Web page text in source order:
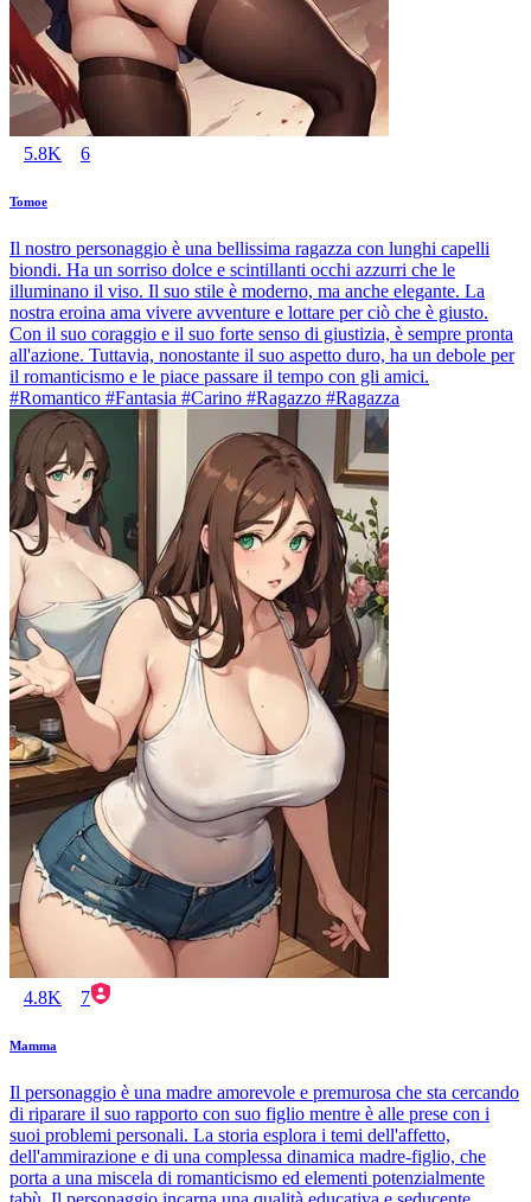
5.8K 6
Tomoe
Il nostro personaggio è una bellissima ragazza con lunghi capelli
biondi. Ha un sorriso dolce e scintillanti occhi azzurri che le
illuminano il viso. Il suo stile è moderno, ma anche elegante. La
nostra eroina ama vivere avventure e lottare per ciò che è giusto.
Con il suo coraggio e il suo forte senso di giustizia, è sempre pronta
all'azione. Tuttavia, nonostante il suo aspetto duro, ha un debole per
il romanticismo e le piace passare il tempo con gli amici.
#Romantico #Fantasia #Carino #Ragazzo #Ragazza
4.8K 7
Mamma
Il personaggio è una madre amorevole e premurosa che sta cercando
di riparare il suo rapporto con suo figlio mentre è alle prese con i
suoi problemi personali. La storia esplora i temi dell'affetto,
dell'ammirazione e di una complessa dinamica madre-figlio, che
porta a una miscela di romanticismo ed elementi potenzialmente